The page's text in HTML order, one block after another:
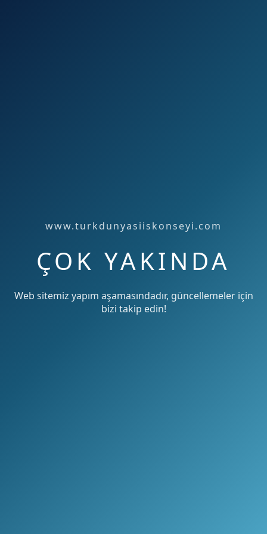
www.turkdunyasiiskonseyi.com
ÇOK YAKINDA
Web sitemiz yapım aşamasındadır, güncellemeler için
bizi takip edin!